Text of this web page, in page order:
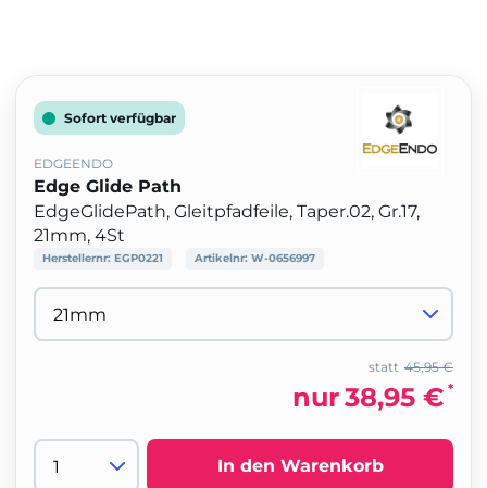
Sofort verfügbar
EDGEENDO
Edge Glide Path
EdgeGlidePath, Gleitpfadfeile, Taper.02, Gr.17,
21mm, 4St
Herstellernr: EGP0221 Artikelnr: W-0656997
45,95 €
statt
nur38,95 € *
In den Warenkorb